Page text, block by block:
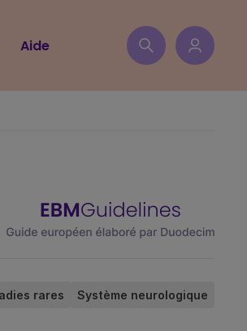
Aide
rares Système neurologique